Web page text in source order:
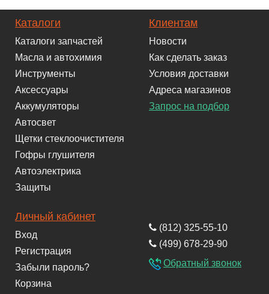
Каталоги
Каталоги запчастей
Масла и автохимия
Инструменты
Аксессуары
Аккумуляторы
Автосвет
Щетки стеклоочистителя
Гофры глушителя
Автоэлектрика
Защиты
Клиентам
Новости
Как сделать заказ
Условия доставки
Адреса магазинов
Запрос на подбор
Личный кабинет
Вход
Регистрация
Забыли пароль?
Корзина
(812) 325-55-10
(499) 678-29-90
Обратный звонок